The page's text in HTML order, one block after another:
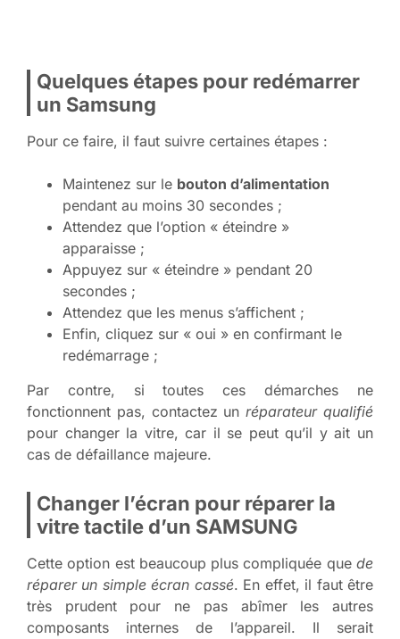
Quelques étapes pour redémarrer
un Samsung
Pour ce faire, il faut suivre certaines étapes :
Maintenez sur le bouton d’alimentation
pendant au moins 30 secondes ;
Attendez que l’option « éteindre »
apparaisse ;
Appuyez sur « éteindre » pendant 20
secondes ;
Attendez que les menus s’affichent ;
Enfin, cliquez sur « oui » en confirmant le
redémarrage ;
Par contre, si toutes ces démarches ne
fonctionnent pas, contactez unréparateur qualifié
pour changer la vitre, car il se peut qu’il y ait un
cas de défaillance majeure.
Changer l’écran pour réparer la
vitre tactile d’un SAMSUNG
Cette option est beaucoup plus compliquée que de
réparer un simple écran cassé. En effet, il faut être
très prudent pour ne pas abîmer les autres
composants internes de l’appareil. Il serait